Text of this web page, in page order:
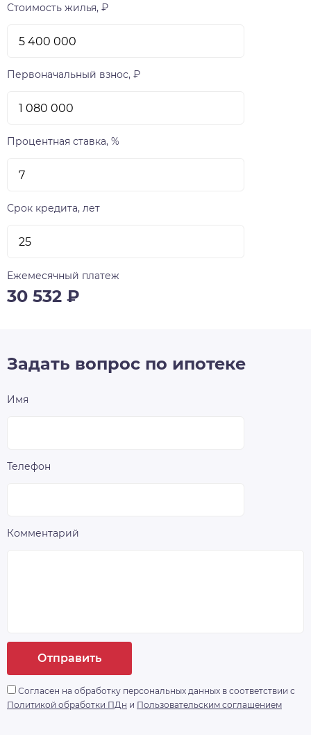
Стоимость жилья, ₽
Первоначальный взнос, ₽
Процентная ставка, %
Срок кредита, лет
Ежемесячный платеж
30 532 ₽
Задать вопрос по ипотеке
Имя
Телефон
Комментарий
Отправить
Согласен на обработку персональных данных в соответствии с
Политикой обработки ПДн и Пользовательским соглашением